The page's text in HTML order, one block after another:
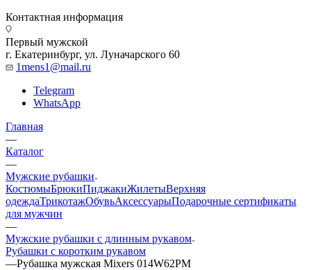
Контактная информация
Первый мужской
г. Екатеринбург, ул. Луначарского 60
1mens1@mail.ru
Telegram
WhatsApp
Главная
—
Каталог
—
Мужские рубашки
КостюмыБрюкиПиджакиЖилетыВерхняя
одеждаТрикотажОбувьАксессуарыПодарочные сертификаты
для мужчин
—
Мужские рубашки с длинным рукавом
Рубашки с коротким рукавом
—Рубашка мужская Mixers 014W62PM